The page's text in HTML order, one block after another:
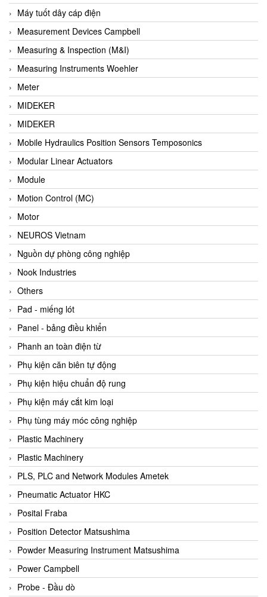
Barel Vietnam
Barksdale
Bartec
Basco
Baumer
Baumuller Vietnam
Baykee
BBC Bircher Smart Access
BCS ITALY
BEA SENSORS
Beacon Extender
Beckhoff
Bedook
Bei Sensor
Beijer
Beinlich-pumps
Beka
BEKO
Belimo
Benetech Vietnam
Bently Nevada
Bentone Vietnam
Bernstein Vietnam
Berthold
Bestech
Bestech
BETA
Bifold
Bihl+wiedemann
Bihl+wiedemann
Bilz
Binder Connector
Máy tuốt dây cáp điện
Measurement Devices Campbell
Measuring & Inspection (M&I)
Measuring Instruments Woehler
Meter
MIDEKER
MIDEKER
Mobile Hydraulics Position Sensors Temposonics
Modular Linear Actuators
Module
Motion Control (MC)
Motor
NEUROS Vietnam
Nguồn dự phòng công nghiệp
Nook Industries
Others
Pad - miếng lót
Panel - bảng điều khiển
Phanh an toàn điện từ
Phụ kiện căn biên tự động
Phụ kiện hiệu chuẩn độ rung
Phụ kiện máy cắt kim loại
Phụ tùng máy móc công nghiệp
Plastic Machinery
Plastic Machinery
PLS, PLC and Network Modules Ametek
Pneumatic Actuator HKC
Posital Fraba
Position Detector Matsushima
Powder Measuring Instrument Matsushima
Power Campbell
Probe - Đầu dò